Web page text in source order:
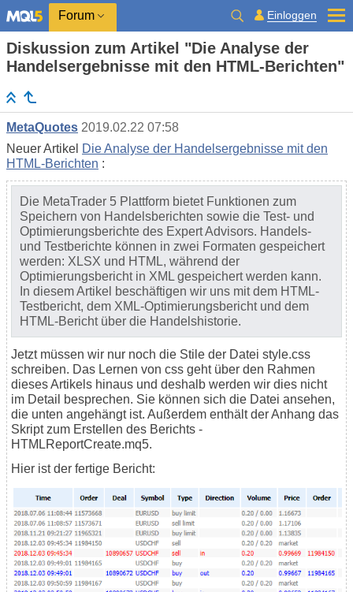
Forum Einloggen
Diskussion zum Artikel "Die Analyse der
Handelsergebnisse mit den HTML-Berichten"
MetaQuotes 2019.02.22 07:58
Neuer Artikel Die Analyse der Handelsergebnisse mit den
HTML-Berichten :
Die MetaTrader 5 Plattform bietet Funktionen zum
Speichern von Handelsberichten sowie die Test- und
Optimierungsberichte des Expert Advisors. Handels-
und Testberichte können in zwei Formaten gespeichert
werden: XLSX und HTML, während der
Optimierungsbericht in XML gespeichert werden kann.
In diesem Artikel beschäftigen wir uns mit dem HTML-
Testbericht, dem XML-Optimierungsbericht und dem
HTML-Bericht über die Handelshistorie.
Jetzt müssen wir nur noch die Stile der Datei style.css
schreiben. Das Lernen von css geht über den Rahmen
dieses Artikels hinaus und deshalb werden wir dies nicht
im Detail besprechen. Sie können sich die Datei ansehen,
die unten angehängt ist. Außerdem enthält der Anhang das
Skript zum Erstellen des Berichts -
HTMLReportCreate.mq5.
Hier ist der fertige Bericht: